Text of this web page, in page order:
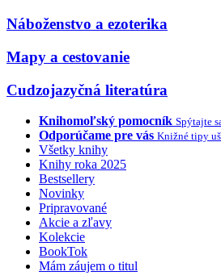
Náboženstvo a ezoterika
Mapy a cestovanie
Cudzojazyčná literatúra
Knihomoľský pomocník Spýtajte
Odporúčame pre vás Knižné tipy
Všetky knihy
Knihy roka 2025
Bestsellery
Novinky
Pripravované
Akcie a zľavy
Kolekcie
BookTok
Mám záujem o titul